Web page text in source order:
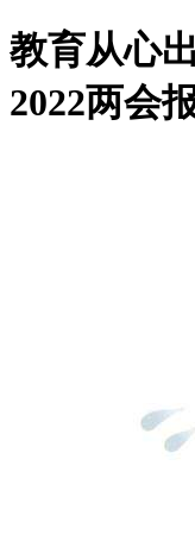
教育从心
2022两会